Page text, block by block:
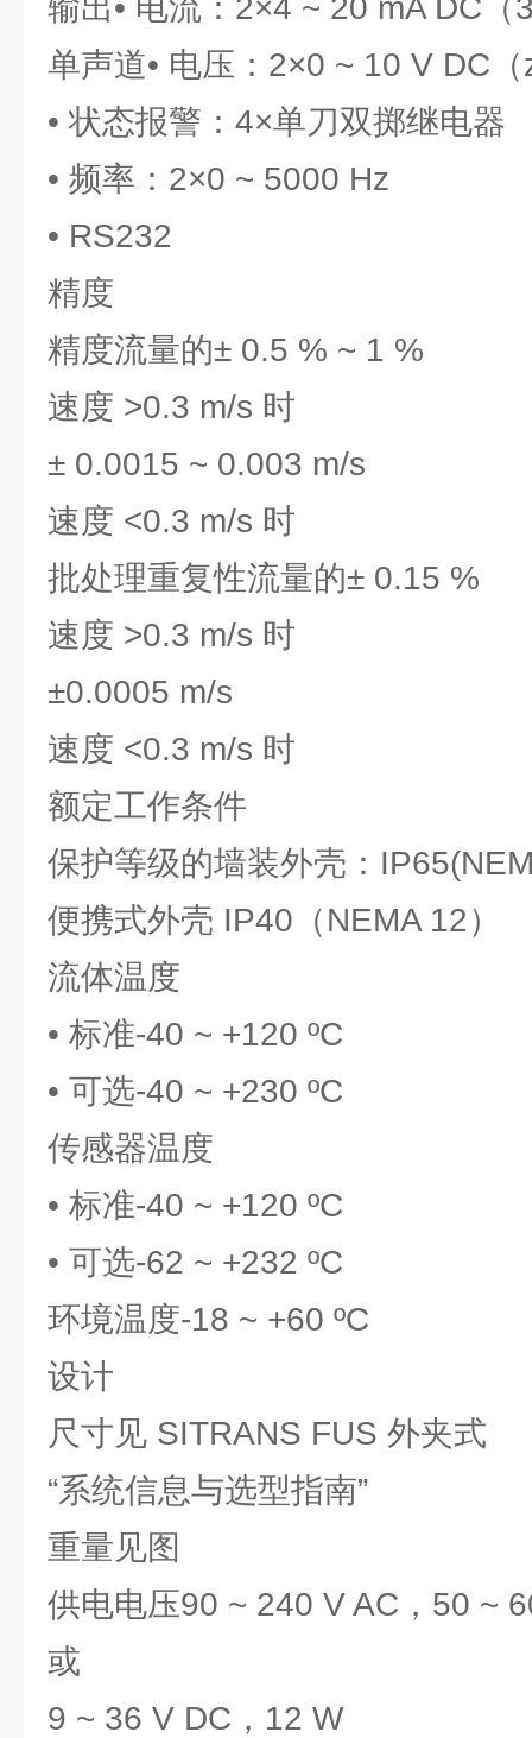
输出• 电流：2×4 ~ 20 mA DC
单声道• 电压：2×0 ~ 10 V DC
• 状态报警：4×单刀双掷继电器
• 频率：2×0 ~ 5000 Hz
• RS232
精度
精度流量的± 0.5 % ~ 1 %
速度 >0.3 m/s 时
± 0.0015 ~ 0.003 m/s
速度 <0.3 m/s 时
批处理重复性流量的± 0.15 %
速度 >0.3 m/s 时
±0.0005 m/s
速度 <0.3 m/s 时
额定工作条件
保护等级的墙装外壳：
便携式外壳 IP40（NEMA 12）
流体温度
• 标准-40 ~ +120 ºC
• 可选-40 ~ +230 ºC
传感器温度
• 标准-40 ~ +120 ºC
• 可选-62 ~ +232 ºC
环境温度-18 ~ +60 ºC
设计
尺寸见 SITRANS FUS 外夹式
“系统信息与选型指南”
重量见图
供电电压90 ~ 240 V AC，50 ~
或
9 ~ 36 V DC，12 W